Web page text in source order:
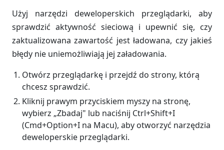
Użyj narzędzi deweloperskich przeglądarki, aby
sprawdzić aktywność sieciową i upewnić się, czy
zaktualizowana zawartość jest ładowana, czy jakieś
błędy nie uniemożliwiają jej załadowania.
Otwórz przeglądarkę i przejdź do strony, którą
chcesz sprawdzić.
Kliknij prawym przyciskiem myszy na stronę,
wybierz „Zbadaj" lub naciśnij Ctrl+Shift+I
(Cmd+Option+I na Macu), aby otworzyć narzędzia
deweloperskie przeglądarki.